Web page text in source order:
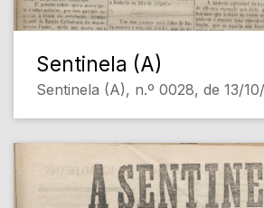
Sentinela (A)
Sentinela (A), n.º 0028, de 13/